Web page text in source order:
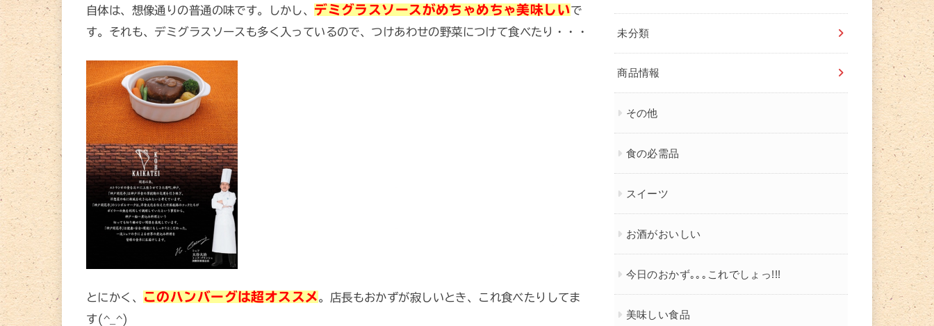
自体は、想像通りの普通の味です。しかし、 デミグラスソースがめちゃめちゃ美味しいで
す。それも、デミグラスソースも多く入っているので、つけあわせの野菜につけて食べたり・・・
とにかく、 このハンバーグは超オススメ。店長もおかずが寂しいとき、これ食べたりしてま
す(^_^)
未分類
商品情報
その他
食の必需品
スイーツ
お酒がおいしい
今日のおかず｡｡｡これでしょっ!!!
美味しい食品